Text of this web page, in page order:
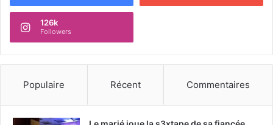
126k
Followers
Populaire Récent Commentaires